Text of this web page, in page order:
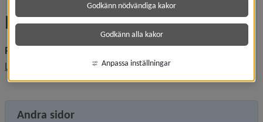
Norra Ön
Planer för området
Läs mer om projektet Norra Ön här.
Andra sidor
Godkänn nödvändiga kakor
Godkänn alla kakor
Anpassa inställningar